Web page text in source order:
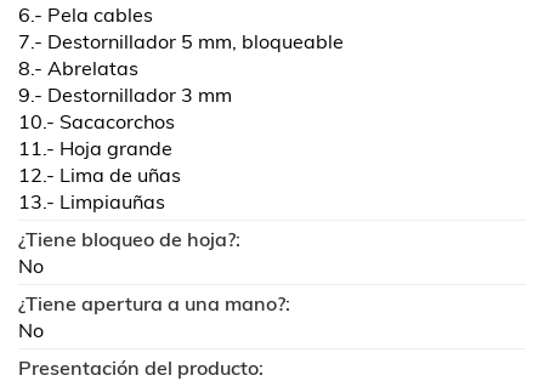
6.- Pela cables
7.- Destornillador 5 mm, bloqueable
8.- Abrelatas
9.- Destornillador 3 mm
10.- Sacacorchos
11.- Hoja grande
12.- Lima de uñas
13.- Limpiauñas
¿Tiene bloqueo de hoja?:
No
¿Tiene apertura a una mano?:
No
Presentación del producto: